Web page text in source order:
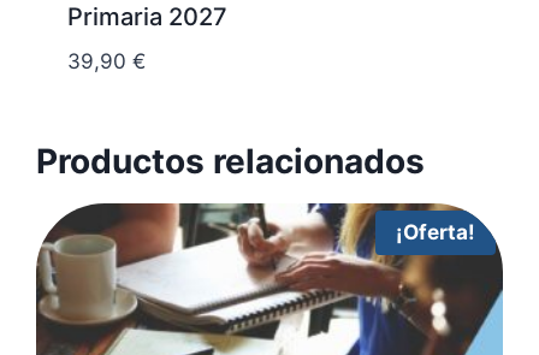
Primaria 2027
39,90 €
Productos relacionados
¡Oferta!